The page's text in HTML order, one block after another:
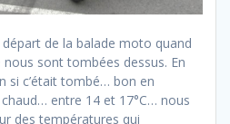
de la balade moto quand
sont tombées dessus. En
si c’était tombé… bon en
entre 14 et 17°C… nous
des températures qui